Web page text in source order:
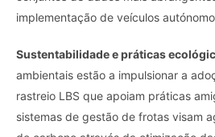
implementação de veículos
Sustentabilidade e práticas
ambientais estão a impulsionar a
rastreio LBS que apoiam práticas
sistemas de gestão de frotas visam